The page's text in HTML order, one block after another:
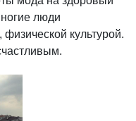
люди
культурой.